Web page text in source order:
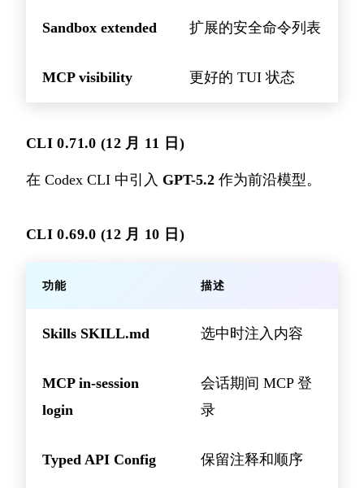
Sandbox extended 扩展的安全命令列表
MCP visibility 更好的 TUI 状态
CLI 0.71.0 (12 月 11 日)
在 Codex CLI 中引入 GPT-5.2 作为前沿模型。
CLI 0.69.0 (12 月 10 日)
功能 描述
Skills SKILL.md 选中时注入内容
MCP in-session
login
会话期间 MCP 登
录
Typed API Config 保留注释和顺序